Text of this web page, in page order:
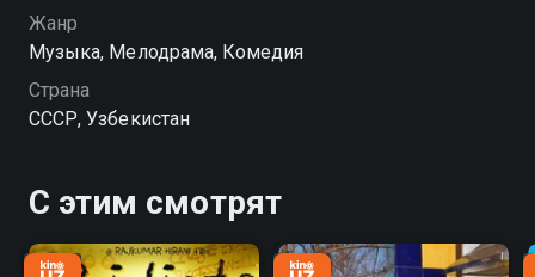
дальше отдаляется от места торжества. Его
путешествие по Ташкенту превращается в забавное
и трогательное приключение, наполненное
случайными встречами, курьёзными ситуациями и
добрым юмором.
Жанр
Музыка, Мелодрама, Комедия
Страна
СССР, Узбекистан
С этим смотрят